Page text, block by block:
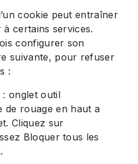
cookie peut entraîner
à certains services.
configurer son
suivante, pour refuser
:
onglet outil
de rouage en haut a
Cliquez sur
Bloquer tous les